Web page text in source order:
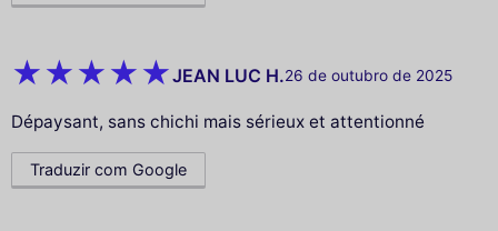
JEAN LUC H.26 de outubro de 2025
Dépaysant, sans chichi mais sérieux et attentionné
Traduzir com Google